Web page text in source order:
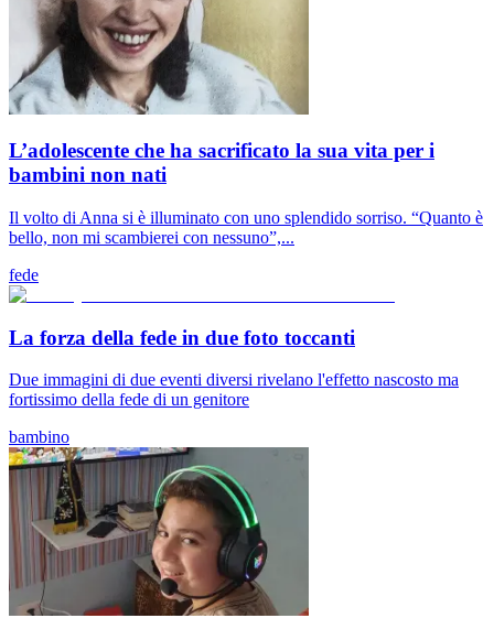
L’adolescente che ha sacrificato la sua vita per i
bambini non nati
Il volto di Anna si è illuminato con uno splendido sorriso. “Quanto è
bello, non mi scambierei con nessuno”,...
fede
La forza della fede in due foto toccanti
Due immagini di due eventi diversi rivelano l'effetto nascosto ma
fortissimo della fede di un genitore
bambino